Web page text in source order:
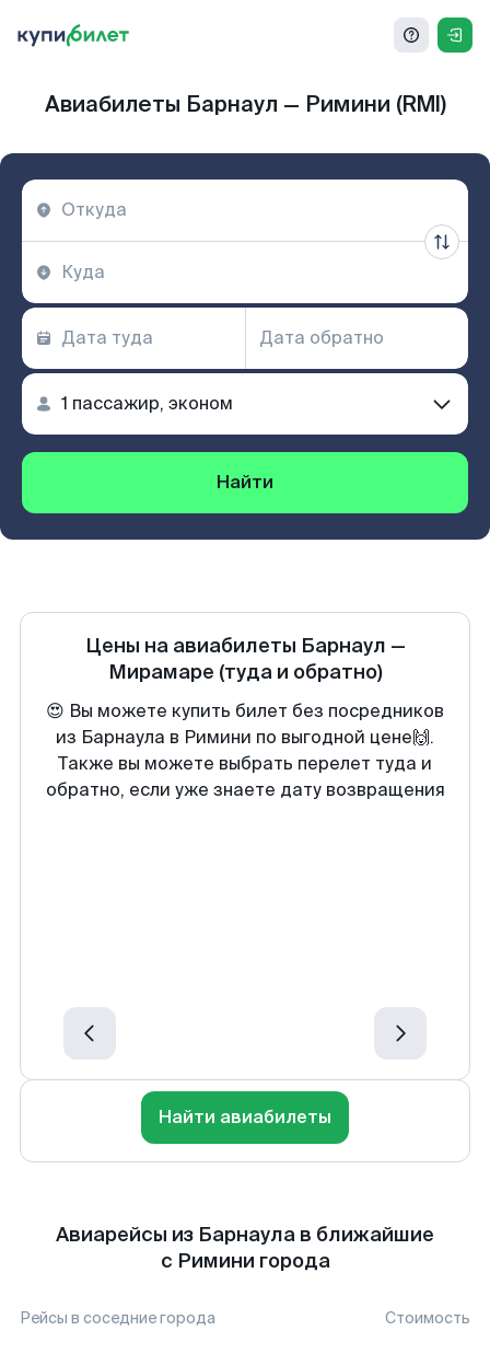
Авиабилеты Барнаул — Римини (RMI)
Найти
Цены на авиабилеты Барнаул —
Мирамаре (туда и обратно)
😍 Вы можете купить билет без посредников
из Барнаула в Римини по выгодной цене🙌.
Также вы можете выбрать перелет туда и
обратно, если уже знаете дату возвращения
Найти авиабилеты
Авиарейсы из Барнаула в ближайшие
с Римини города
Рейсы в соседние города Стоимость